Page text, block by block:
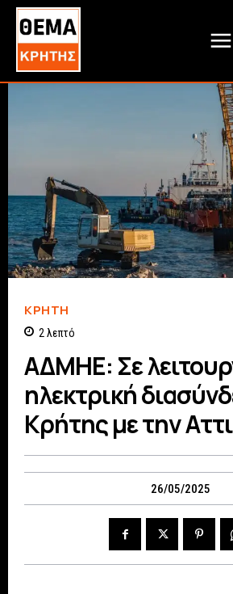
ΚΡΗΤΗ
2 λεπτό
ΑΔΜΗΕ: Σε
ηλεκτρική
Κρήτης με την
26/05/2025